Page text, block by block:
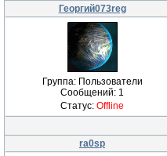
Георгий073reg
Группа: Пользователи
Сообщений: 1
Статус: Offline
ra0sp